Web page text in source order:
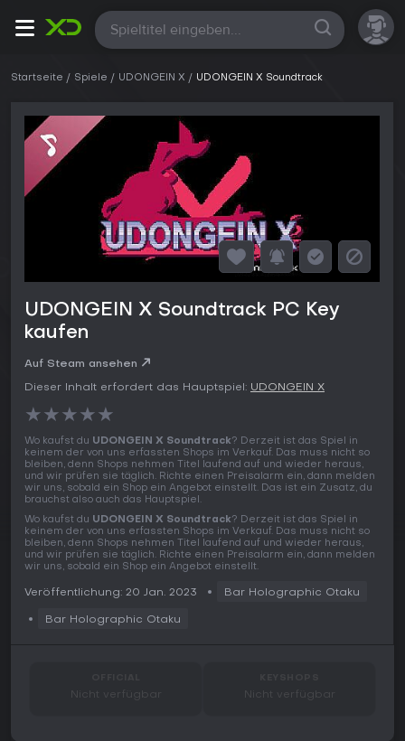
Alle
Startseite Spiele UDONGEIN X UDONGEIN X Soundtrack
UDONGEIN X Soundtrack PC Key
kaufen
Auf Steam ansehen
Dieser Inhalt erfordert das Hauptspiel: UDONGEIN X
★★★★★
Wo kaufst du UDONGEIN X Soundtrack? Derzeit ist das Spiel in
keinem der von uns erfassten Shops im Verkauf. Das muss nicht so
bleiben, denn Shops nehmen Titel laufend auf und wieder heraus,
und wir prüfen sie täglich. Richte einen Preisalarm ein, dann melden
wir uns, sobald ein Shop ein Angebot einstellt. Das ist ein Zusatz, du
brauchst also auch das Hauptspiel.
Wo kaufst du UDONGEIN X Soundtrack? Derzeit ist das Spiel in
keinem der von uns erfassten Shops im Verkauf. Das muss nicht so
bleiben, denn Shops nehmen Titel laufend auf und wieder heraus,
und wir prüfen sie täglich. Richte einen Preisalarm ein, dann melden
wir uns, sobald ein Shop ein Angebot einstellt.
Veröffentlichung: 20 Jan. 2023 Bar Holographic Otaku
Bar Holographic Otaku
Nicht verfügbar Nicht verfügbar